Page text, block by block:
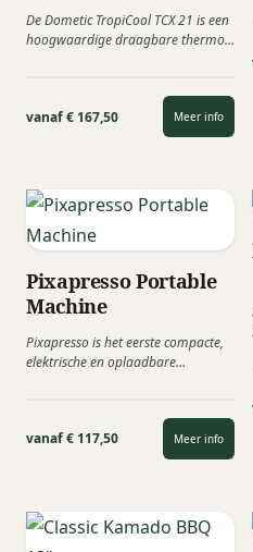
De Dometic TropiCool TCX 21 is een
hoogwaardige draagbare thermo-
vanaf € 167,50 Meer info
Pixapresso Portable
Machine
Pixapresso is het eerste compacte,
elektrische en oplaadbare
vanaf € 117,50 Meer info